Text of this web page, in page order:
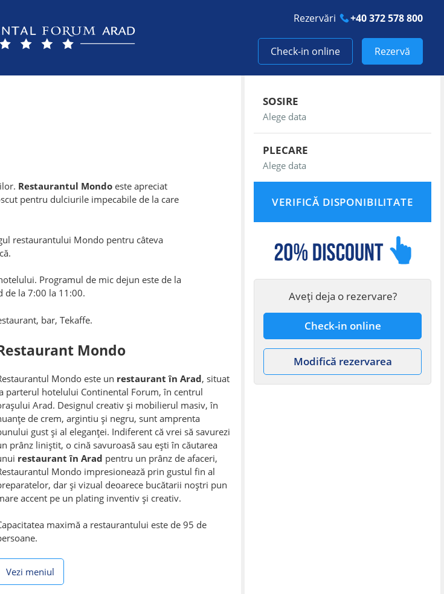
Rezervări +40 372 578 800
Check-in online Rezervă
Restaurantul Mondo este apreciat
pentru dulciurile impecabile de la care
restaurantului Mondo pentru câteva
Programul de mic dejun este de la
la 7:00 la 11:00.
bar, Tekaffe.
Mondo
Mondo este un restaurant în Arad, situat
parterul hotelului Continental Forum, în centrul
Arad. Designul creativ și mobilierul masiv, în
de crem, argintiu și negru, sunt amprenta
gust și al eleganței. Indiferent că vrei să savurezi
prânz liniștit, o cină savuroasă sau ești în căutarea
restaurant în Arad pentru un prânz de afaceri,
Mondo impresionează prin gustul fin al
dar și vizual deoarece bucătarii noștri pun
accent pe un plating inventiv și creativ.
maximă a restaurantului este de 95 de
Vezi meniul
SOSIRE
PLECARE
Aveți deja o rezervare?
Check-in online
Modifică rezervarea